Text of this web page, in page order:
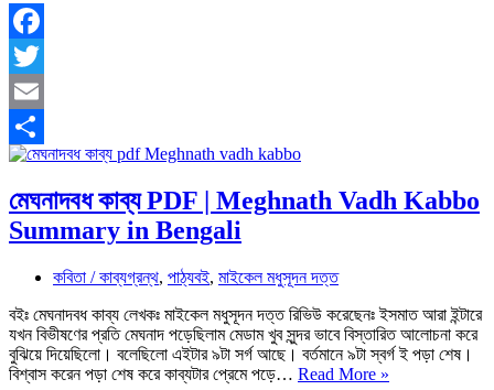
kobita
Facebook
Twitter
Email
Share
মেঘনাদবধ কাব্য PDF | Meghnath Vadh Kabbo
Summary in Bengali
কবিতা / কাব্যগ্রন্থ, পাঠ্যবই, মাইকেল মধুসূদন দত্ত
বইঃ মেঘনাদবধ কাব্য লেখকঃ মাইকেল মধুসূদন দত্ত রিভিউ করেছেনঃ ইসমাত আরা ইন্টারে
যখন বিভীষণের প্রতি মেঘনাদ পড়েছিলাম মেডাম খুব সুন্দর ভাবে বিস্তারিত আলোচনা করে
বুঝিয়ে দিয়েছিলো। বলেছিলো এইটার ৯টা সর্গ আছে। বর্তমানে ৯টা স্বর্গ ই পড়া শেষ।
বিশ্বাস করেন পড়া শেষ করে কাব্যটার প্রেমে পড়ে… Read More »